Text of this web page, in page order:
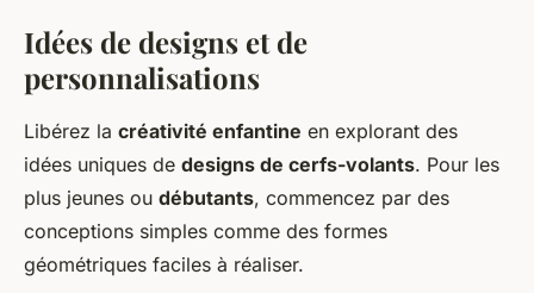
Idées de designs et de
personnalisations
Libérez la créativité enfantine en explorant des
idées uniques de designs de cerfs-volants. Pour les
plus jeunes ou débutants, commencez par des
conceptions simples comme des formes
géométriques faciles à réaliser.